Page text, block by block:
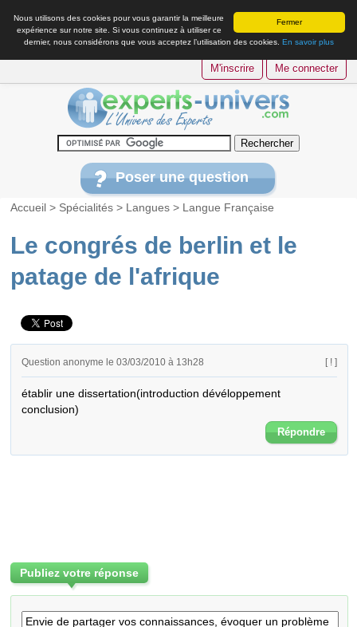
Fermer
Nous utilisons des cookies pour vous garantir la meilleure
expérience sur notre site. Si vous continuez à utiliser ce
dernier, nous considérons que vous acceptez l’utilisation des cookies. En savoir plus
M'inscrire Me connecter
Poser une question
Accueil > Spécialités > Langues > Langue Française
Le congrés de berlin et le
patage de l'afrique
Question anonyme le 03/03/2010 à 13h28 [ ! ]
établir une dissertation(introduction dévéloppement
conclusion)
Répondre
Publiez votre réponse